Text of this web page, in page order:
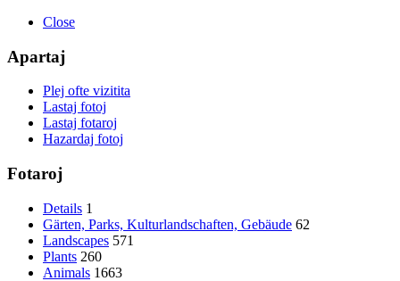
Close
Apartaj
Plej ofte vizitita
Lastaj fotoj
Lastaj fotaroj
Hazardaj fotoj
Fotaroj
Details 1
Gärten, Parks, Kulturlandschaften, Gebäude 62
Landscapes 571
Plants 260
Animals 1663